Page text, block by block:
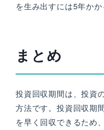
を生み出すには5年かか
まとめ
投資回収期間は、投資
方法です。投資回収期
を早く回収できるため